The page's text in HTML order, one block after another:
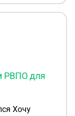
РВПО для
Хочу